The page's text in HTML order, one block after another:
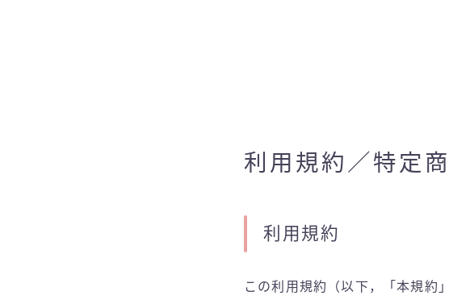
利用規約／特定
利用規約
この利用規約（以下，「本規約